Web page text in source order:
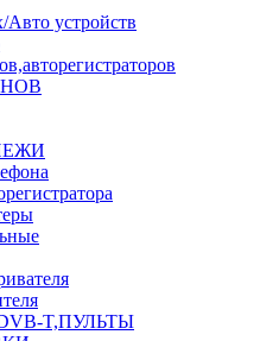
устройств
T,ПУЛЬТЫ